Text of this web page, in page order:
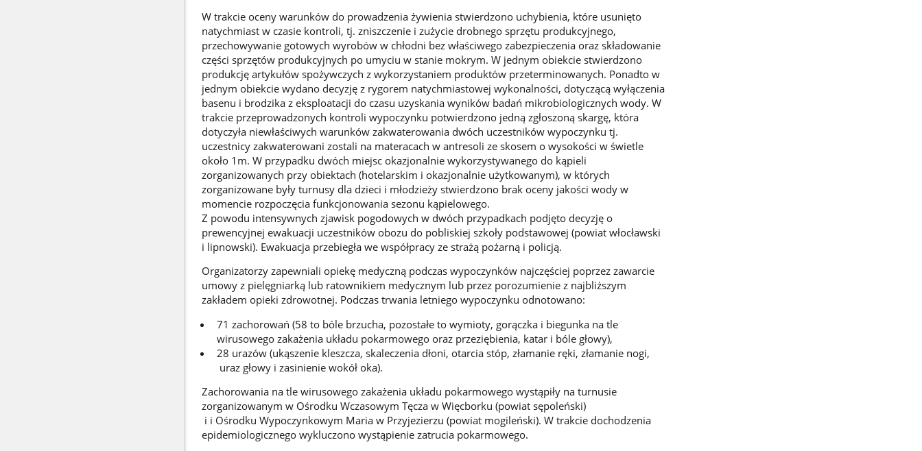
W trakcie oceny warunków do prowadzenia żywienia stwierdzono uchybienia, które usunięto
natychmiast w czasie kontroli, tj. zniszczenie i zużycie drobnego sprzętu produkcyjnego,
przechowywanie gotowych wyrobów w chłodni bez właściwego zabezpieczenia oraz składowanie
części sprzętów produkcyjnych po umyciu w stanie mokrym. W jednym obiekcie stwierdzono
produkcję artykułów spożywczych z wykorzystaniem produktów przeterminowanych. Ponadto w
jednym obiekcie wydano decyzję z rygorem natychmiastowej wykonalności, dotyczącą wyłączenia
basenu i brodzika z eksploatacji do czasu uzyskania wyników badań mikrobiologicznych wody. W
trakcie przeprowadzonych kontroli wypoczynku potwierdzono jedną zgłoszoną skargę, która
dotyczyła niewłaściwych warunków zakwaterowania dwóch uczestników wypoczynku tj.
uczestnicy zakwaterowani zostali na materacach w antresoli ze skosem o wysokości w świetle
około 1m. W przypadku dwóch miejsc okazjonalnie wykorzystywanego do kąpieli
zorganizowanych przy obiektach (hotelarskim i okazjonalnie użytkowanym), w których
zorganizowane były turnusy dla dzieci i młodzieży stwierdzono brak oceny jakości wody w
momencie rozpoczęcia funkcjonowania sezonu kąpielowego.
Z powodu intensywnych zjawisk pogodowych w dwóch przypadkach podjęto decyzję o
prewencyjnej ewakuacji uczestników obozu do pobliskiej szkoły podstawowej (powiat włocławski
i lipnowski). Ewakuacja przebiegła we współpracy ze strażą pożarną i policją.
Organizatorzy zapewniali opiekę medyczną podczas wypoczynków najczęściej poprzez zawarcie
umowy z pielęgniarką lub ratownikiem medycznym lub przez porozumienie z najbliższym
zakładem opieki zdrowotnej. Podczas trwania letniego wypoczynku odnotowano:
71 zachorowań (58 to bóle brzucha, pozostałe to wymioty, gorączka i biegunka na tle
wirusowego zakażenia układu pokarmowego oraz przeziębienia, katar i bóle głowy),
28 urazów (ukąszenie kleszcza, skaleczenia dłoni, otarcia stóp, złamanie ręki, złamanie nogi,
uraz głowy i zasinienie wokół oka).
Zachorowania na tle wirusowego zakażenia układu pokarmowego wystąpiły na turnusie
zorganizowanym w Ośrodku Wczasowym Tęcza w Więcborku (powiat sępoleński)
i i Ośrodku Wypoczynkowym Maria w Przyjezierzu (powiat mogileński). W trakcie dochodzenia
epidemiologicznego wykluczono wystąpienie zatrucia pokarmowego.